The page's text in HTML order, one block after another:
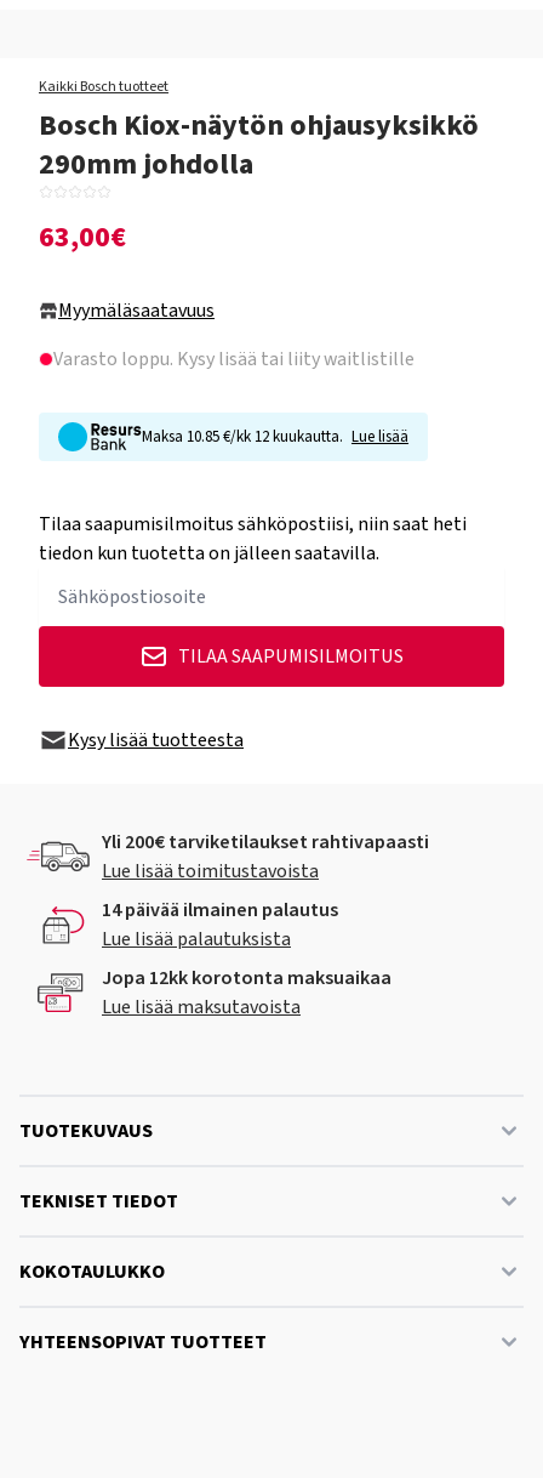
Kaikki Bosch tuotteet
Bosch Kiox-näytön ohjausyksikkö
290mm johdolla
63,00€
Myymäläsaatavuus
Varasto loppu. Kysy lisää tai liity waitlistille
Maksa 10.85 €/kk 12 kuukautta. Lue lisää
Tilaa saapumisilmoitus sähköpostiisi, niin saat heti
tiedon kun tuotetta on jälleen saatavilla.
TILAA SAAPUMISILMOITUS
Kysy lisää tuotteesta
Yli 200€ tarviketilaukset rahtivapaasti
Lue lisää toimitustavoista
14 päivää ilmainen palautus
Lue lisää palautuksista
Jopa 12kk korotonta maksuaikaa
Lue lisää maksutavoista
TUOTEKUVAUS
TEKNISET TIEDOT
KOKOTAULUKKO
YHTEENSOPIVAT TUOTTEET